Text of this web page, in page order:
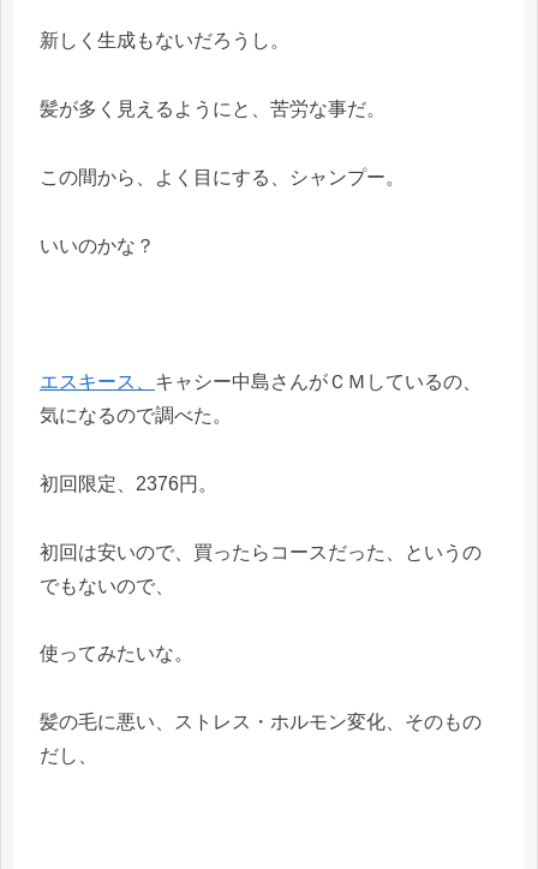
新しく生成もないだろうし。
髪が多く見えるようにと、苦労な事だ。
この間から、よく目にする、シャンプー。
いいのかな？
エスキース、 キャシー中島さんがＣＭしているの、
気になるので調べた。
初回限定、2376円。
初回は安いので、買ったらコースだった、というの
でもないので、
使ってみたいな。
髪の毛に悪い、ストレス・ホルモン変化、そのもの
だし、